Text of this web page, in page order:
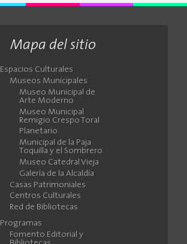
Mapa del sitio
Espacios Culturales
Museos Municipales
Museo Municipal de
Arte Moderno
Museo Municipal
Remigio Crespo Toral
Planetario
Municipal de la Paja
Toquilla y el Sombrero
Museo Catedral Vieja
Galería de la Alcaldía
Casas Patrimoniales
Centros Culturales
Red de Bibliotecas
Programas
Fomento Editorial y